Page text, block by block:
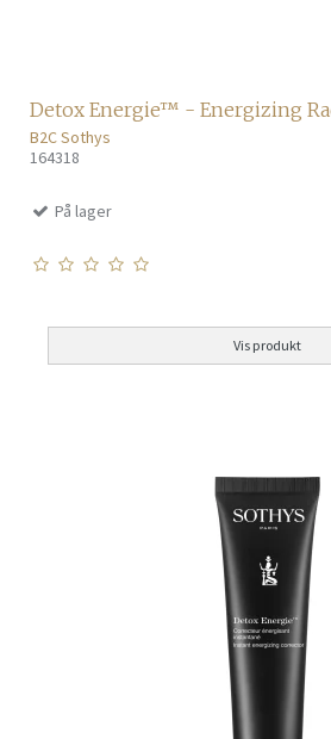
Detox Energie™ - Energizing
B2C Sothys
164318
På lager
Vis produkt